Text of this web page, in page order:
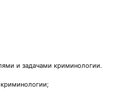
и задачами криминологии.